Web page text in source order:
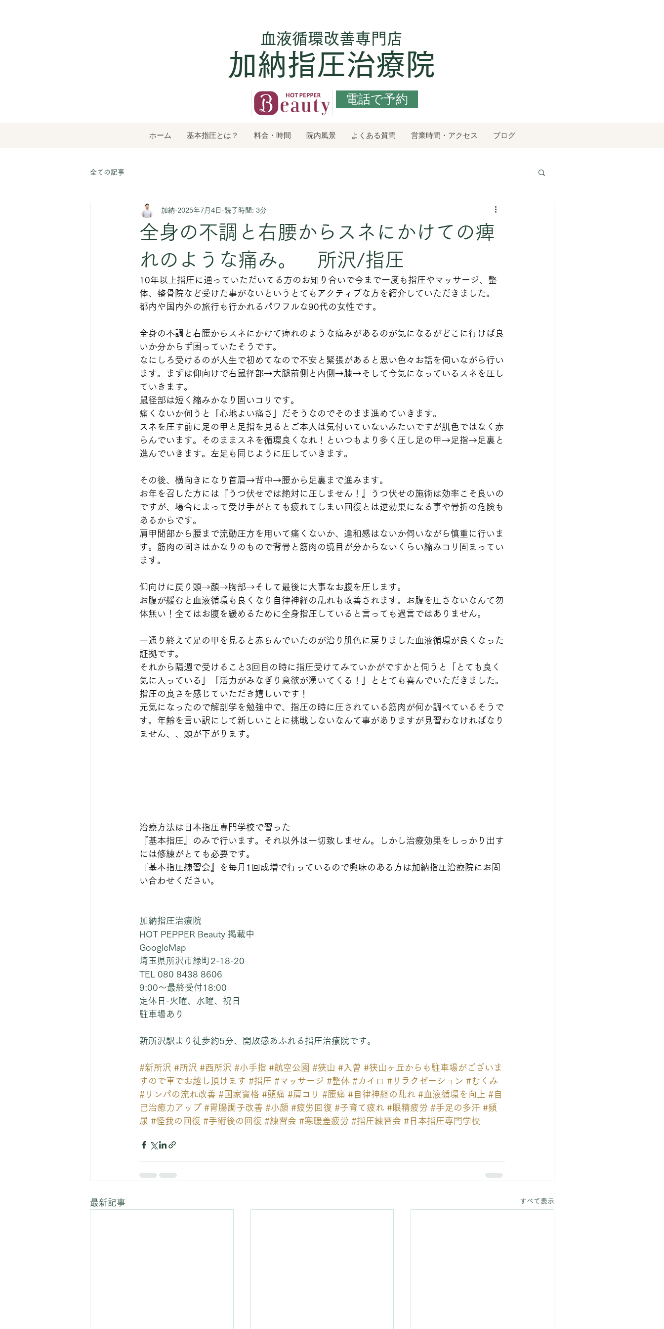
​血液循環改善専門店
加納指圧治療院
ホーム 基本指圧とは？ 料金・時間 院内風景 よくある質問 営業時間・アクセス ブログ
電話で予約
全ての記事
全身の不調と右腰からスネにかけての痺
れのような痛み。 所沢/指圧
加納 2025年7月4日 読了時間: 3分
10年以上指圧に通っていただいてる方のお知り合いで今まで一度も指圧やマッサージ、整
体、整骨院など受けた事がないというとてもアクティブな方を紹介していただきました。
都内や国内外の旅行も行かれるパワフルな90代の女性です。
全身の不調と右腰からスネにかけて痺れのような痛みがあるのが気になるがどこに行けば良
いか分からず困っていたそうです。
なにしろ受けるのが人生で初めてなので不安と緊張があると思い色々お話を伺いながら行い
ます。まずは仰向けで右鼠径部→大腿前側と内側→膝→そして今気になっているスネを圧し
ていきます。
鼠径部は短く縮みかなり固いコリです。
痛くないか伺うと「心地よい痛さ」だそうなのでそのまま進めていきます。
スネを圧す前に足の甲と足指を見るとご本人は気付いていないみたいですが肌色ではなく赤
らんでいます。そのままスネを循環良くなれ！といつもより多く圧し足の甲→足指→足裏と
進んでいきます。左足も同じように圧していきます。
その後、横向きになり首肩→背中→腰から足裏まで進みます。
お年を召した方には『うつ伏せでは絶対に圧しません！』うつ伏せの施術は効率こそ良いの
ですが、場合によって受け手がとても疲れてしまい回復とは逆効果になる事や骨折の危険も
あるからです。
肩甲間部から腰まで流動圧方を用いて痛くないか、違和感はないか伺いながら慎重に行いま
す。筋肉の固さはかなりのもので背骨と筋肉の境目が分からないくらい縮みコリ固まってい
ます。
仰向けに戻り頭→顔→胸部→そして最後に大事なお腹を圧します。
お腹が緩むと血液循環も良くなり自律神経の乱れも改善されます。お腹を圧さないなんて勿
体無い！全てはお腹を緩めるために全身指圧していると言っても過言ではありません。
一通り終えて足の甲を見ると赤らんでいたのが治り肌色に戻りました血液循環が良くなった
証拠です。
それから隔週で受けること3回目の時に指圧受けてみていかがですかと伺うと「とても良く
気に入っている」「活力がみなぎり意欲が湧いてくる！」ととても喜んでいただきました。
指圧の良さを感じていただき嬉しいです！
元気になったので解剖学を勉強中で、指圧の時に圧されている筋肉が何か調べているそうで
す。年齢を言い訳にして新しいことに挑戦しないなんて事がありますが見習わなければなり
ません、、頭が下がります。
治療方法は日本指圧専門学校で習った
『基本指圧』のみで行います。それ以外は一切致しません。しかし治療効果をしっかり出す
には修練がとても必要です。
『基本指圧練習会』を毎月1回成増で行っているので興味のある方は加納指圧治療院にお問
い合わせください。
加納指圧治療院
HOT PEPPER Beauty 掲載中
GoogleMap
埼玉県所沢市緑町2-18-20
TEL 080 8438 8606
9:00〜最終受付18:00
定休日-火曜、水曜、祝日
駐車場あり
新所沢駅より徒歩約5分、開放感あふれる指圧治療院です。
#新所沢 #所沢 #西所沢 #小手指 #航空公園 #狭山 #入曽 #狭山ヶ丘からも駐車場がございま
すので車でお越し頂けます #指圧 #マッサージ #整体 #カイロ #リラクゼーション #むくみ
#リンパの流れ改善 #国家資格 #頭痛 #肩コリ #腰痛 #自律神経の乱れ #血液循環を向上 #自
己治癒力アップ #胃腸調子改善 #小顔 #疲労回復 #子育て疲れ #眼精疲労 #手足の多汗 #頻
尿 #怪我の回復 #手術後の回復 #練習会 #寒暖差疲労 #指圧練習会 #日本指圧専門学校
最新記事 すべて表示